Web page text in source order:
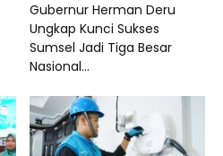
Gubernur Herman Deru
Ungkap Kunci Sukses
Sumsel Jadi Tiga Besar
Nasional...